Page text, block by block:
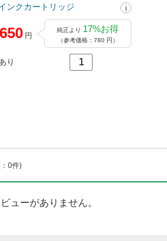
ンクカートリッジ
650 円
純正より 17%お得
（参考価格：780 円）
り
0件)
ューがありません。